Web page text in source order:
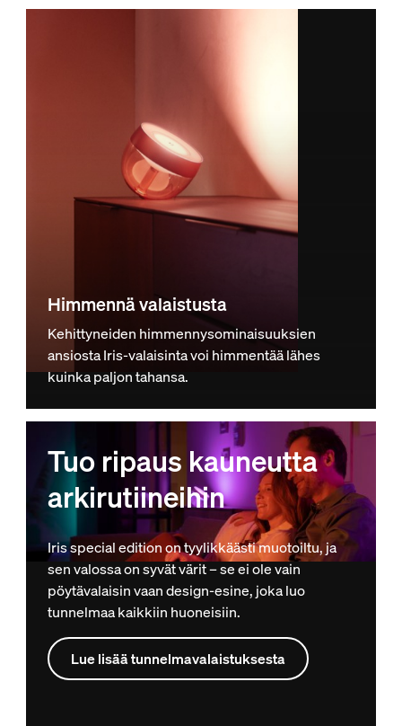
Himmennä valaistusta
Kehittyneiden himmennysominaisuuksien
ansiosta Iris-valaisinta voi himmentää lähes
kuinka paljon tahansa.
Tuo ripaus kauneutta
arkirutiineihin
Iris special edition on tyylikkäästi muotoiltu, ja
sen valossa on syvät värit – se ei ole vain
pöytävalaisin vaan design-esine, joka luo
tunnelmaa kaikkiin huoneisiin.
Lue lisää tunnelmavalaistuksesta